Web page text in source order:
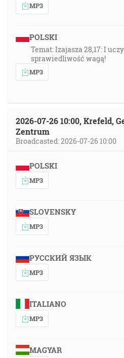
MP3
POLSKI
Temat: Izajasza 28,17: I
sprawiedliwość wagą!
MP3
2026-07-26 10:00, Krefeld,
Zentrum
Broadcasted: 2026-07-26 10:00
POLSKI
MP3
SLOVENSKY
MP3
РУССКИЙ ЯЗЫК
MP3
ITALIANO
MP3
MAGYAR